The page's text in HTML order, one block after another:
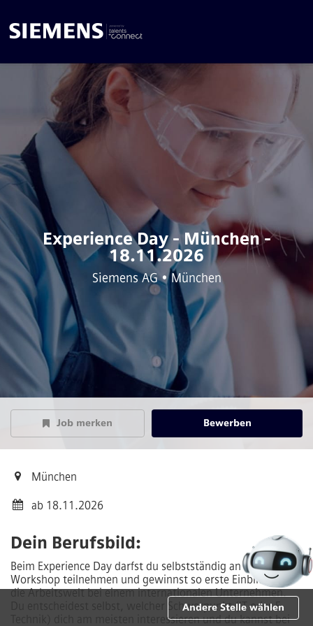
Experience Day - München -
18.11.2026
Siemens AG • München
Job merken Bewerben
München
ab 18.11.2026
Dein Berufsbild:
Beim Experience Day darfst du selbstständig an einem
Workshop teilnehmen und gewinnst so erste Einblicke in
die Arbeitswelt bei einem internationalen Unternehmen.
Du entscheidest selbst, welcher Schwerpunkt (IT oder E-
Technik) dich am meisten interessieren und du kannst bei
Andere Stelle wählen